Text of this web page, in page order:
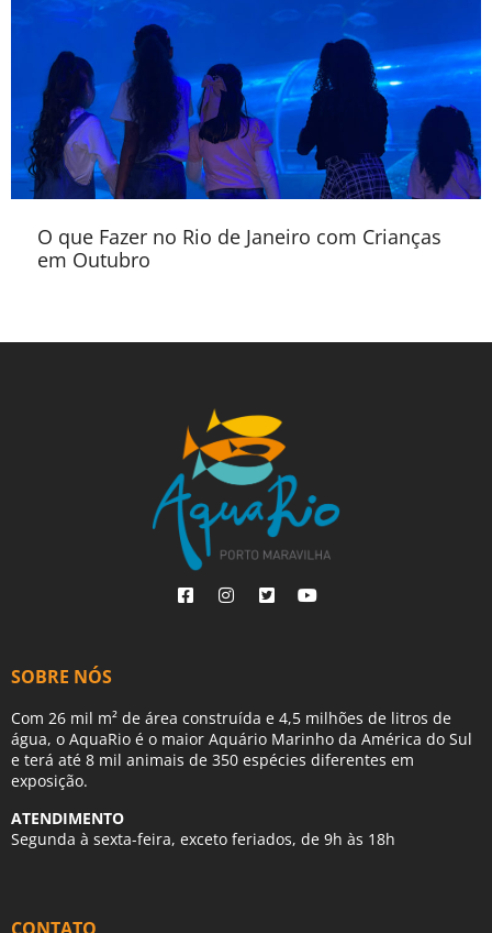
O que Fazer no Rio de Janeiro com Crianças
em Outubro
SOBRE NÓS
Com 26 mil m² de área construída e 4,5 milhões de litros de
água, o AquaRio é o maior Aquário Marinho da América do Sul
e terá até 8 mil animais de 350 espécies diferentes em
exposição.
ATENDIMENTO
Segunda à sexta-feira, exceto feriados, de 9h às 18h